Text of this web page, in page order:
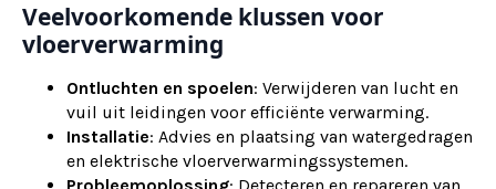
Veelvoorkomende klussen voor
vloerverwarming
Ontluchten en spoelen: Verwijderen van lucht en
vuil uit leidingen voor efficiënte verwarming.
Installatie: Advies en plaatsing van watergedragen
en elektrische vloerverwarmingssystemen.